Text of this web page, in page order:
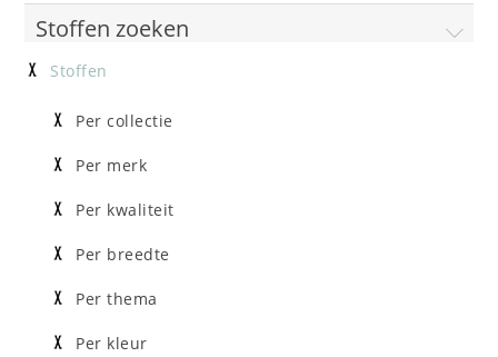
Stoffen zoeken
Stoffen
Per collectie
Per merk
Per kwaliteit
Per breedte
Per thema
Per kleur